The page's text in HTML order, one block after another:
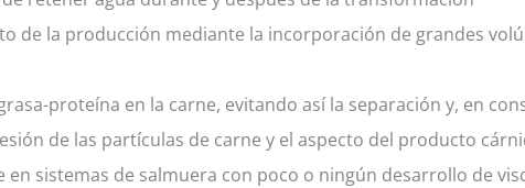
de la producción mediante la incorporación de grandes
proteína en la carne, evitando así la separación y, en
de las partículas de carne y el aspecto del producto
en sistemas de salmuera con poco o ningún desarrollo de